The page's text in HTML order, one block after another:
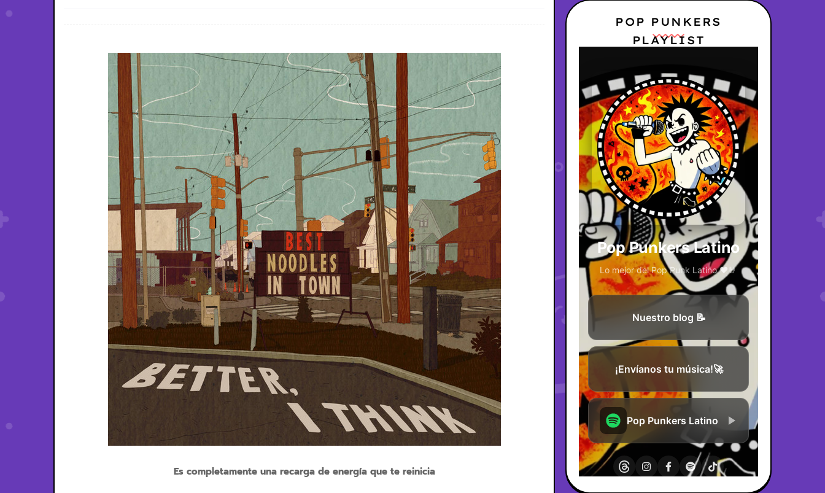
Es completamente una recarga de energía que te reinicia
POP PUNKERS
PLAYLIST